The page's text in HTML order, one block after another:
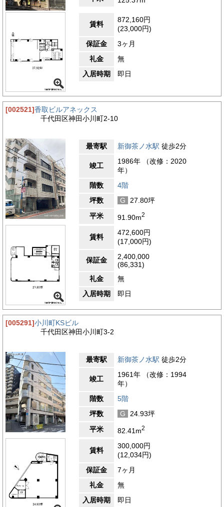
賃料
872,160円
(23,000円)
保証金
3ヶ月
礼金
無
入居時期
即日
[002521]香取ビルアネックス
千代田区神田小川町2-10
最寄駅 新御茶ノ水駅 徒歩2分
竣工
1986年 （改修：2020
年）
階数
4階
坪数
G
27.80坪
平米
91.90m2
賃料
472,600円
(17,000円)
保証金
2,400,000
(86,331)
礼金
無
入居時期
即日
[005291]小川町KSビル
千代田区神田小川町3-2
最寄駅 新御茶ノ水駅 徒歩2分
竣工
1961年 （改修：1994
年）
階数
5階
坪数
G
24.93坪
平米
82.41m2
賃料
300,000円
(12,034円)
保証金
7ヶ月
礼金
無
入居時期
即日